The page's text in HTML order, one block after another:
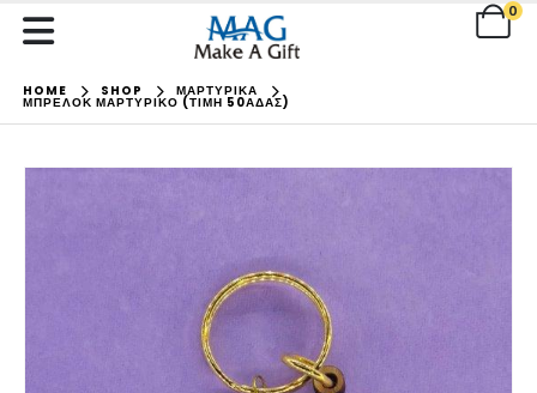
0
HOME SHOP ΜΑΡΤΥΡΙΚΑ
ΜΠΡΕΛΌΚ ΜΑΡΤΥΡΙΚΌ (ΤΙΜΉ 50ΆΔΑΣ)